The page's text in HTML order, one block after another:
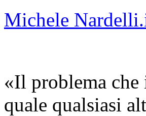
Michele
«Il problema
quale qualsiasi